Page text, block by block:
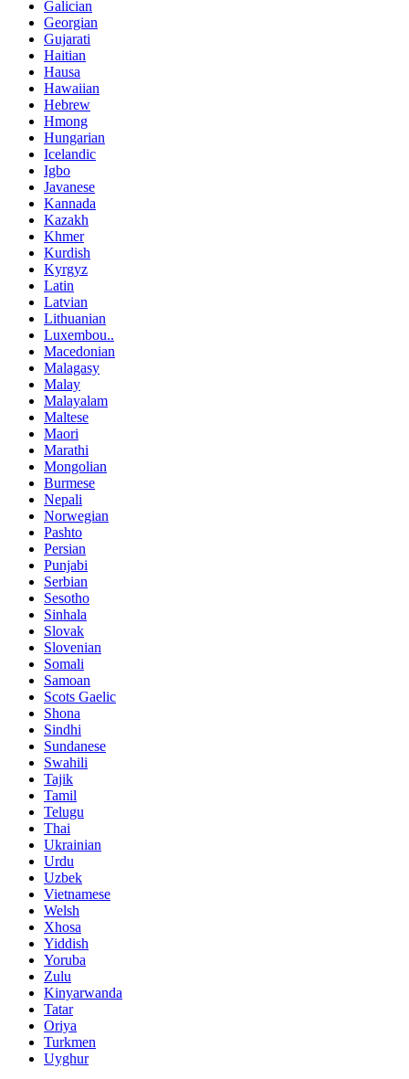
Galician
Georgian
Gujarati
Haitian
Hausa
Hawaiian
Hebrew
Hmong
Hungarian
Icelandic
Igbo
Javanese
Kannada
Kazakh
Khmer
Kurdish
Kyrgyz
Latin
Latvian
Lithuanian
Luxembou..
Macedonian
Malagasy
Malay
Malayalam
Maltese
Maori
Marathi
Mongolian
Burmese
Nepali
Norwegian
Pashto
Persian
Punjabi
Serbian
Sesotho
Sinhala
Slovak
Slovenian
Somali
Samoan
Scots Gaelic
Shona
Sindhi
Sundanese
Swahili
Tajik
Tamil
Telugu
Thai
Ukrainian
Urdu
Uzbek
Vietnamese
Welsh
Xhosa
Yiddish
Yoruba
Zulu
Kinyarwanda
Tatar
Oriya
Turkmen
Uyghur